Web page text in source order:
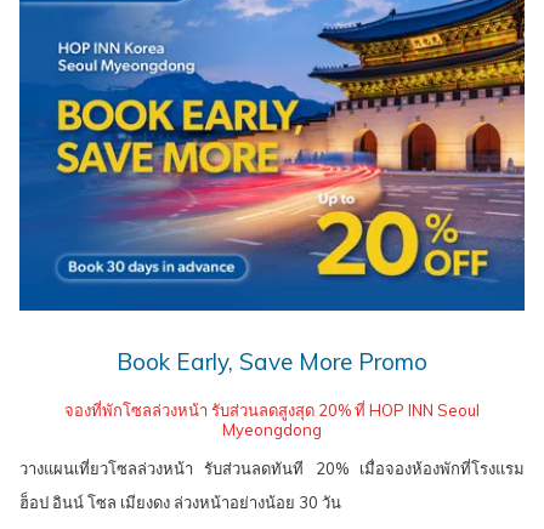
Book Early, Save More Promo
จองที่พักโซลล่วงหน้า รับส่วนลดสูงสุด 20% ที่ HOP INN Seoul
Myeongdong
วางแผนเที่ยวโซลล่วงหน้า รับส่วนลดทันที 20% เมื่อจองห้องพักที่โรงแรม
ฮ็อป อินน์ โซล เมียงดง ล่วงหน้าอย่างน้อย 30 วัน